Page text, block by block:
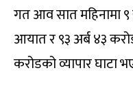
गत आव सात महिनामा ९
आयात र ९३ अर्ब ४३
करोडको व्यापार घाटा